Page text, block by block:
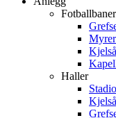
Fotballbaner
Haller